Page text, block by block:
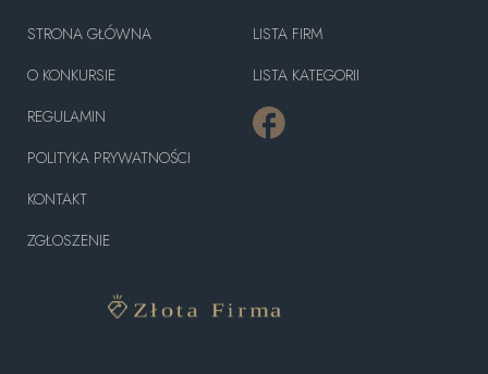
STRONA GŁÓWNA
O KONKURSIE
REGULAMIN
POLITYKA PRYWATNOŚCI
KONTAKT
ZGŁOSZENIE
LISTA FIRM
LISTA KATEGORII